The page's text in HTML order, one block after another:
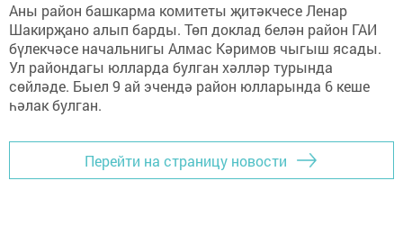
Аны район башкарма комитеты җитәкчесе Ленар
Шакирҗано алып барды. Төп доклад белән район ГАИ
бүлекчәсе начальнигы Алмас Кәримов чыгыш ясады.
Ул райондагы юлларда булган хәлләр турында
сөйләде. Быел 9 ай эчендә район юлларында 6 кеше
һәлак булган.
Перейти на страницу новости